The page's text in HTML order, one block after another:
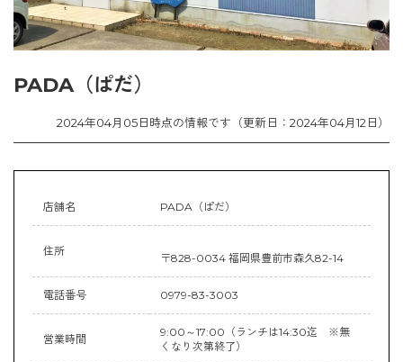
PADA（ぱだ）
2024年04月05日時点の情報です（更新日：2024年04月12日）
店舗名 PADA（ぱだ）
住所
〒828-0034 福岡県豊前市森久82-14
電話番号 0979-83-3003
営業時間
9:00～17:00（ランチは14:30迄 ※無
くなり次第終了）